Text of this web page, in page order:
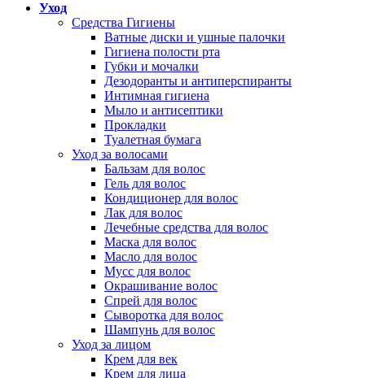
Уход
Средства Гигиены
Ватные диски и ушные палочки
Гигиена полости рта
Губки и мочалки
Дезодоранты и антиперспиранты
Интимная гигиена
Мыло и антисептики
Прокладки
Туалетная бумага
Уход за волосами
Бальзам для волос
Гель для волос
Кондиционер для волос
Лак для волос
Лечебные средства для волос
Маска для волос
Масло для волос
Мусс для волос
Окрашивание волос
Спрей для волос
Сыворотка для волос
Шампунь для волос
Уход за лицом
Крем для век
Крем для лица